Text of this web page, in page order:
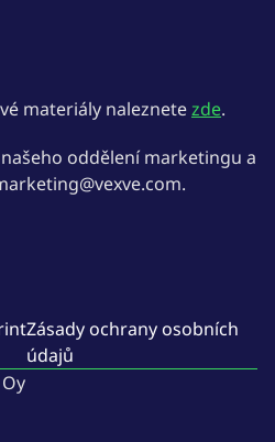
materiály naleznetezde.
oddělení marketingu a
Zásady ochrany osobních
údajů